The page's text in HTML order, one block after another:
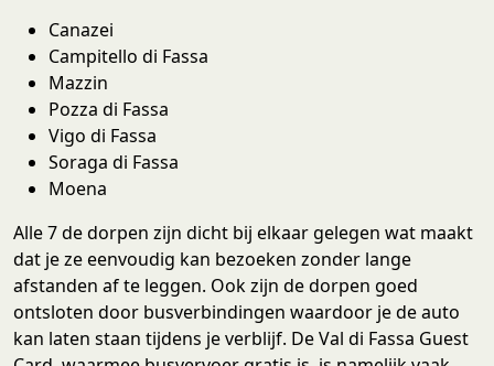
Canazei
Campitello di Fassa
Mazzin
Pozza di Fassa
Vigo di Fassa
Soraga di Fassa
Moena
Alle 7 de dorpen zijn dicht bij elkaar gelegen wat maakt
dat je ze eenvoudig kan bezoeken zonder lange
afstanden af te leggen. Ook zijn de dorpen goed
ontsloten door busverbindingen waardoor je de auto
kan laten staan tijdens je verblijf. De Val di Fassa Guest